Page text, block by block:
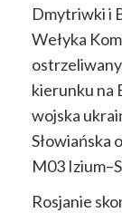
Dmytriwki i
Wełyka
kierunku na
wojska
Słowiańska
M03
Rosjanie